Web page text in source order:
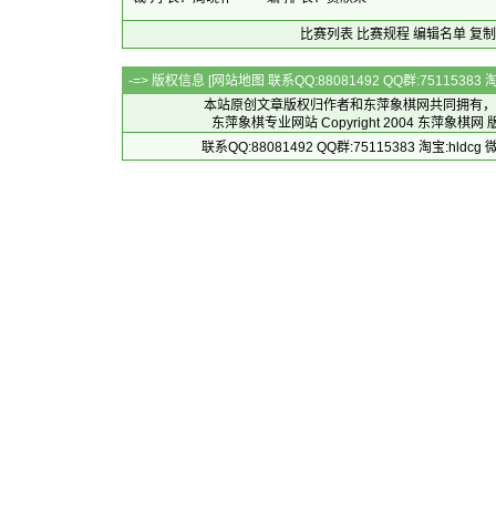
比赛列表 比赛规程 编辑名单 复
-=> 版权信息 [网站地图 联系QQ:88081492 QQ群:75115383
本站原创文章版权归作者和 东萍象棋网共同拥有
东萍象棋专业网站 Copyright 2004 东萍象棋网
联系QQ:88081492 QQ群:75115383 淘宝:hldcg